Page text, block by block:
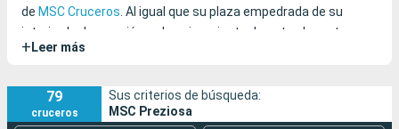
de MSC Cruceros. Al igual que su plaza empedrada de su
interior, la decoración y el equipamiento de este elegante
transatlántico evocan a Italia y al Mediterráneo. Inaugurado en
Splendida
MSC Fantasia la clase Fantasia de MSC
Cruceros.
+ Leer más
79
cruceros
Sus criterios de búsqueda:
MSC Preziosa